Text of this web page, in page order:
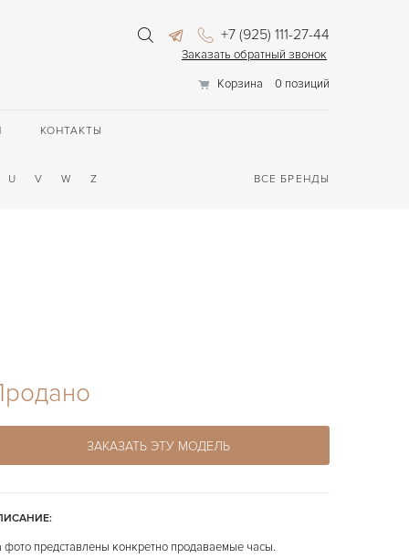
+7 (925) 111-27-44
Заказать обратный звонок
Корзина
0 позиций
КОНТАКТЫ
U V W Z ВСЕ БРЕНДЫ
ЗАКАЗАТЬ ЭТУ МОДЕЛЬ
фото представлены конкретно продаваемые часы.